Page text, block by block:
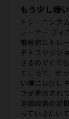
もう少し緩
トレーニング
レーナー フィ
継続的にトレ
テトラクッシ
きるのでとて
ところで、セ
い僕には少し
さが発売され
遅漏改善の足
っていきたいで